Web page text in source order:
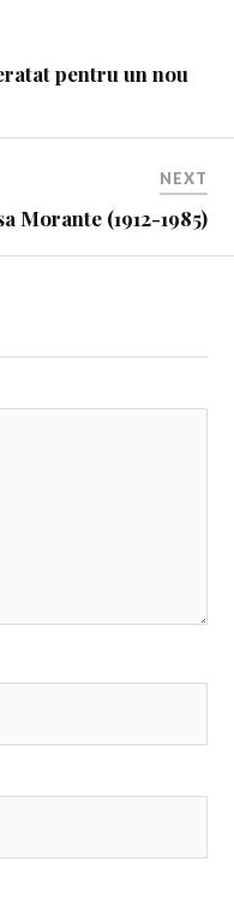
pentru un nou
NEXT
Morante (1912-1985)